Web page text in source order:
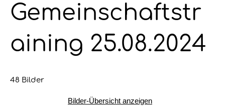
Gemeinschaftstr
aining 25.08.2024
48 Bilder
Bilder-Übersicht anzeigen